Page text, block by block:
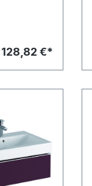
128,82 €*